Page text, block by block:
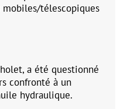
télescopiques
a été questionné
confronté à un
hydraulique.